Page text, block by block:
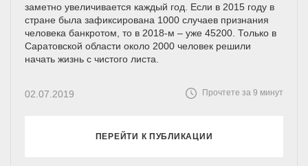
заметно увеличивается каждый год. Если в 2015 году в
стране была зафиксирована 1000 случаев признания
человека банкротом, то в 2018-м – уже 45200. Только в
Саратовской области около 2000 человек решили
начать жизнь с чистого листа.
02.07.2019 Прочтете за 9 минут
ПЕРЕЙТИ К ПУБЛИКАЦИИ